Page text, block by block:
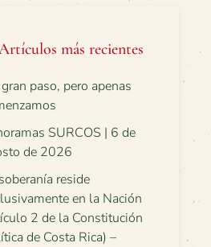
más recientes
paso, pero apenas
SURCOS | 6 de
de 2026
reside
en la Nación
2 de la Constitución
de Costa Rica) –